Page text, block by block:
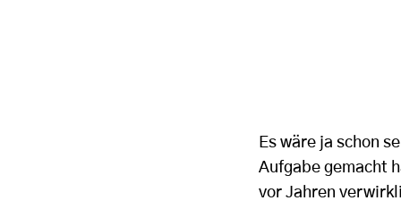
Es wäre ja schon
Aufgabe gemacht
vor Jahren